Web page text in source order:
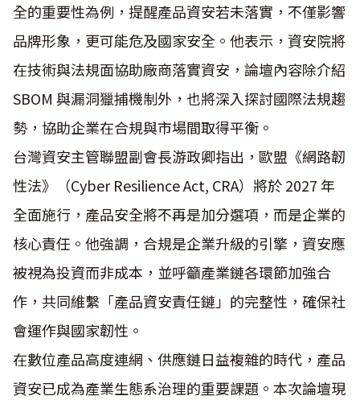
全的重要性為例，提醒產品資安若未落實，不僅影響
品牌形象，更可能危及國家安全。他表示，資安院將
在技術與法規面協助廠商落實資安，論壇內容除介紹
SBOM 與漏洞獵捕機制外，也將深入探討國際法規趨
勢，協助企業在合規與市場間取得平衡。
台灣資安主管聯盟副會長游政卿指出，歐盟《網路韌
性法》（Cyber Resilience Act, CRA）將於 2027 年
全面施行，產品安全將不再是加分選項，而是企業的
核心責任。他強調，合規是企業升級的引擎，資安應
被視為投資而非成本，並呼籲產業鏈各環節加強合
作，共同維繫「產品資安責任鏈」的完整性，確保社
會運作與國家韌性。
在數位產品高度連網、供應鏈日益複雜的時代，產品
資安已成為產業生態系治理的重要課題。本次論壇現